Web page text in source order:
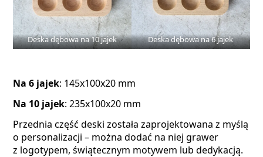
Deska dębowa na 10 jajek Deska dębowa na 6 jajek
Na 6 jajek: 145x100x20 mm
Na 10 jajek: 235x100x20 mm
Przednia część deski została zaprojektowana z myślą
o personalizacji – można dodać na niej grawer
z logotypem, świątecznym motywem lub dedykacją.